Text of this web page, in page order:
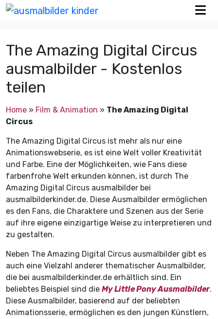
The Amazing Digital Circus
ausmalbilder - Kostenlos
teilen
Home » Film & Animation » The Amazing Digital
Circus
The Amazing Digital Circus ist mehr als nur eine
Animationswebserie, es ist eine Welt voller Kreativität
und Farbe. Eine der Möglichkeiten, wie Fans diese
farbenfrohe Welt erkunden können, ist durch The
Amazing Digital Circus ausmalbilder bei
ausmalbilderkinder.de. Diese Ausmalbilder ermöglichen
es den Fans, die Charaktere und Szenen aus der Serie
auf ihre eigene einzigartige Weise zu interpretieren und
zu gestalten.
Neben The Amazing Digital Circus ausmalbilder gibt es
auch eine Vielzahl anderer thematischer Ausmalbilder,
die bei ausmalbilderkinder.de erhältlich sind. Ein
beliebtes Beispiel sind die My Little Pony Ausmalbilder.
Diese Ausmalbilder, basierend auf der beliebten
Animationsserie, ermöglichen es den jungen Künstlern,